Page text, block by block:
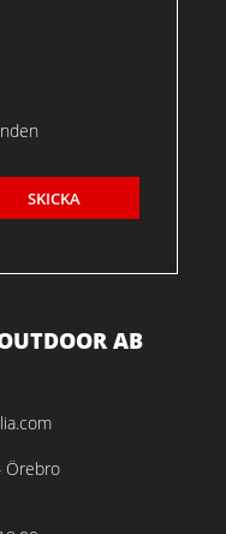
SKICKA
AB
Örebro